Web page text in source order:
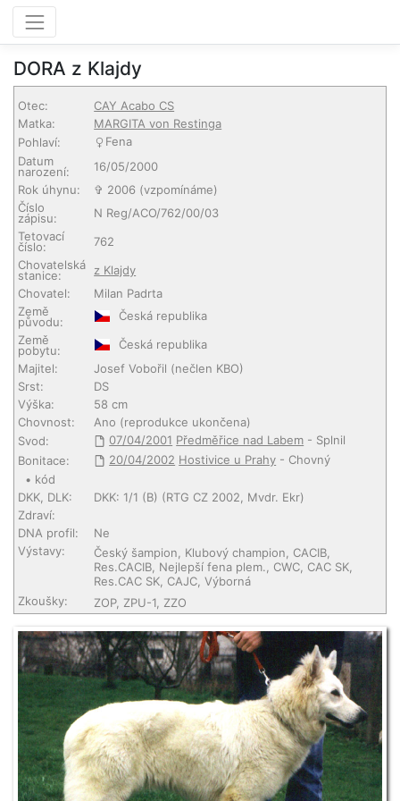
DORA z Klajdy
Otec:
CAY Acabo CS
Matka:
MARGITA von Restinga
Pohlaví:
Fena
Datum
narození:
16/05/2000
Rok úhynu:
✞ 2006 (vzpomínáme)
Číslo
zápisu:
N Reg/ACO/762/00/03
Tetovací
číslo:
762
Chovatelská
stanice:
z Klajdy
Chovatel:
Milan Padrta
Země
původu:
Česká republika
Země
pobytu:
Česká republika
Majitel:
Josef Vobořil (nečlen KBO)
Srst:
DS
Výška:
58 cm
Chovnost:
Ano (reprodukce ukončena)
Svod:
07/04/2001 Předměřice nad Labem - Splnil
Bonitace:
20/04/2002 Hostivice u Prahy - Chovný
• kód
DKK, DLK:
DKK: 1/1 (B) (RTG CZ 2002, Mvdr. Ekr)
Zdraví:
DNA profil:
Ne
Výstavy:
Český šampion, Klubový champion, CACIB,
Res.CACIB, Nejlepší fena plem., CWC, CAC SK,
Res.CAC SK, CAJC, Výborná
Zkoušky:
ZOP, ZPU-1, ZZO